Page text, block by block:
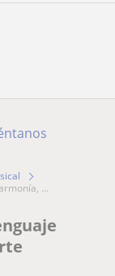
...